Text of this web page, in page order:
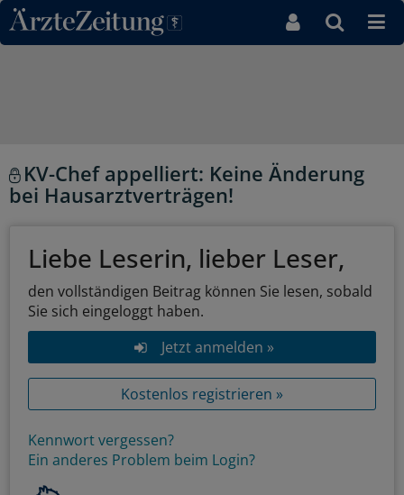
Direkt zum Inhaltsbereich
KV-Chef appelliert: Keine Änderung
bei Hausarztverträgen!
Liebe Leserin, lieber Leser,
den vollständigen Beitrag können Sie lesen, sobald
Sie sich eingeloggt haben.
Jetzt anmelden »
Kostenlos registrieren »
Kennwort vergessen?
Ein anderes Problem beim Login?